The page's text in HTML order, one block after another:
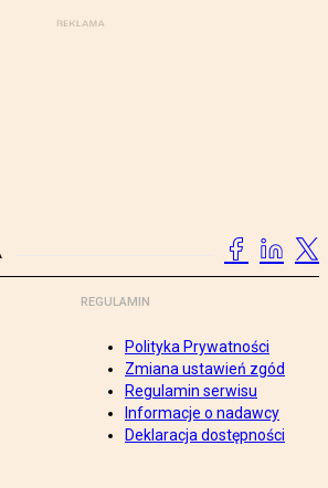
REGULAMIN
Polityka Prywatności
Zmiana ustawień zgód
Regulamin serwisu
Informacje o nadawcy
Deklaracja dostępności